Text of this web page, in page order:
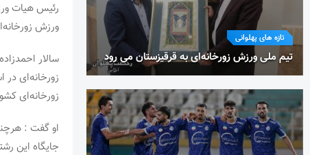
تازه های پهلوانی
تیم ملی ورزش زورخانه‌ای به قرقیزستان می رود
رئیس هیات
ورزش
سالار
زورخانه‌ای
زورخانه‌ای
او گفت :
جایگاه این